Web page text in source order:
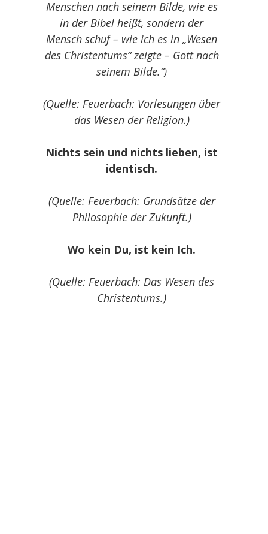
Menschen nach seinem Bilde, wie es
in der Bibel heißt, sondern der
Mensch schuf – wie ich es in „Wesen
des Christentums“ zeigte – Gott nach
seinem Bilde.“)
(Quelle: Feuerbach: Vorlesungen über
das Wesen der Religion.)
Nichts sein und nichts lieben, ist
identisch.
(Quelle: Feuerbach: Grundsätze der
Philosophie der Zukunft.)
Wo kein Du, ist kein Ich.
(Quelle: Feuerbach: Das Wesen des
Christentums.)